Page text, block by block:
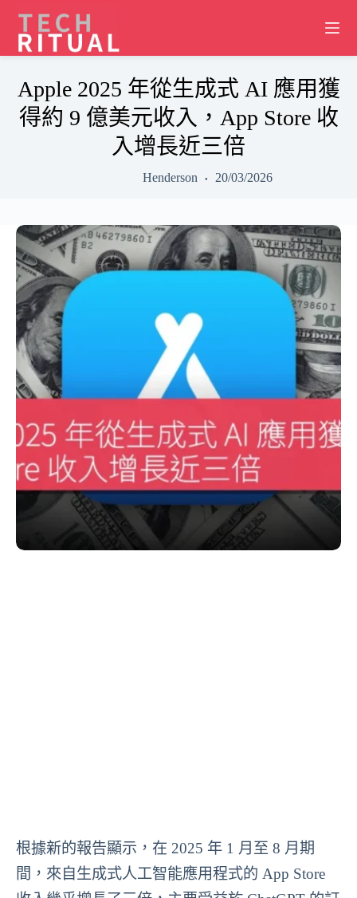
content
Apple 2025 年從生成式 AI 應用獲
得約 9 億美元收入，App Store 收
入增長近三倍
Henderson 20/03/2026
根據新的報告顯示，在 2025 年 1 月至 8 月期
間，來自生成式人工智能應用程式的 App Store